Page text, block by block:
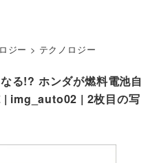
ジー > テクノロジー
る!? ホンダが燃料電池自
| img_auto02 | 2枚目の写